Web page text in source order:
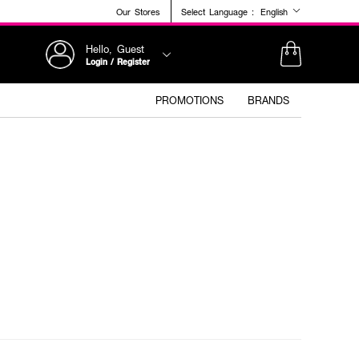
Our Stores Select Language : English
Hello, Guest
Login / Register
PROMOTIONS BRANDS